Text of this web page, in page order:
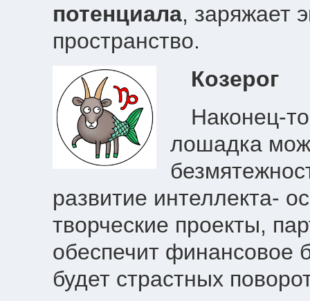
потенциала, заряжает
пространство.
Козерог
Наконец-
лошадка
развитие
творческие проекты,
обеспечит финансовое
будет страстных